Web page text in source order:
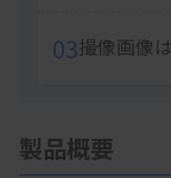
03撮像画像
製品概要